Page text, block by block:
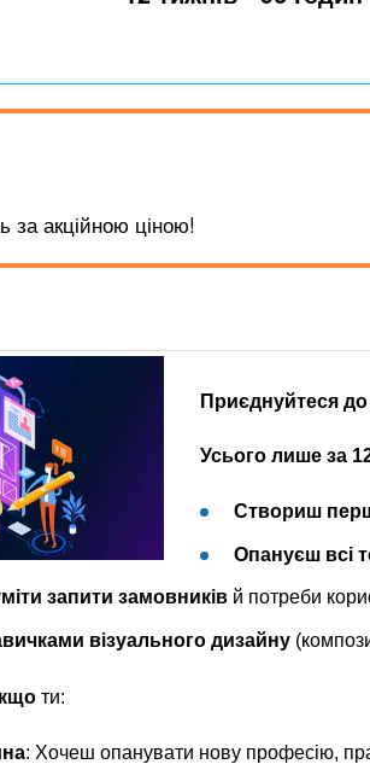
за акційною ціною!
Приєднуйтеся
Усього лише за
Створиш
Опануєш всі
запити замовників й потреби
візуального дизайну
ти:
: Хочеш опанувати нову професію,